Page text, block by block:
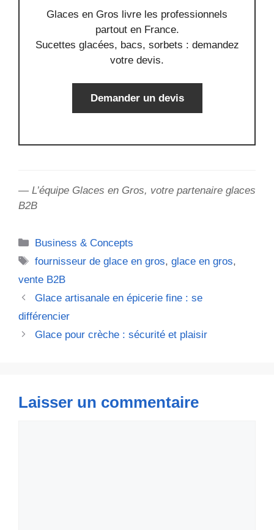
Glaces en Gros livre les professionnels
partout en France.
Sucettes glacées, bacs, sorbets : demandez
votre devis.
Demander un devis
— L’équipe Glaces en Gros, votre partenaire glaces
B2B
Catégories
Business & Concepts
Étiquettes
fournisseur de glace en gros,glace en gros,
vente B2B
Glace artisanale en épicerie fine : se
différencier
Glace pour crèche : sécurité et plaisir
Laisser un commentaire